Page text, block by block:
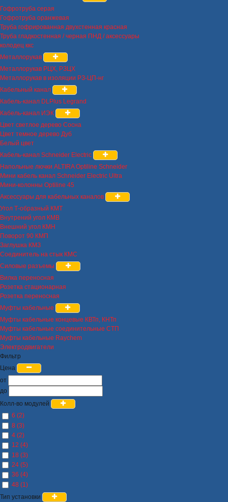
Гофротруба серая
Гофротруба оранжевая
Труба гофрированная двухстенная красная
Труба гладкостенная / черная ПНД / аксессуары
колодец ккс
Металлорукав
Металлорукав РЦХ, РЗЦХ
Металлорукав в изоляции РЗ-ЦП-нг
Кабельный канал
Кабель-канал DLPlus Legrand
Кабель-канал ИЭК
Цвет светлое дерево Сосна
Цвет темное дерево Дуб
Белый цвет
Кабель-канал Schneider Electric
Напольные лючки ALTIRA Optiline Schneider
Мини кабель канал Schneider Electric Ultra
Мини-колонны Optiline 45
Аксессуары для кабельных каналов
Угол Т-образный КМТ
Внутрений угол КМВ
Внешний угол КМН
Поворот 90 КМП
Заглушка КМЗ
Соединитель на стык КМС
Силовые разъемы
Вилка переносная
Розетка стационарная
Розетка переносная
Муфты кабельные
Муфты кабельные концевые КВТп, КНТп
Муфты кабельные соединительные СТП
Муфты кабельные Raychem
Электродвигатели
Фильтр
Цена
от
до
Колл-во модулей
6 (2)
8 (3)
4 (2)
12 (4)
18 (3)
24 (5)
36 (4)
48 (1)
Тип установки